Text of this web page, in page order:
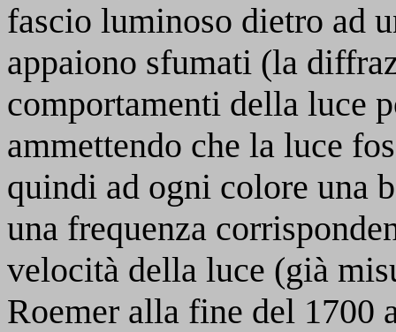
fascio luminoso dietro ad
appaiono sfumati (la
comportamenti della luce
ammettendo che la luce
quindi ad ogni colore una
una frequenza
velocità della luce (già
Roemer alla fine del 1700